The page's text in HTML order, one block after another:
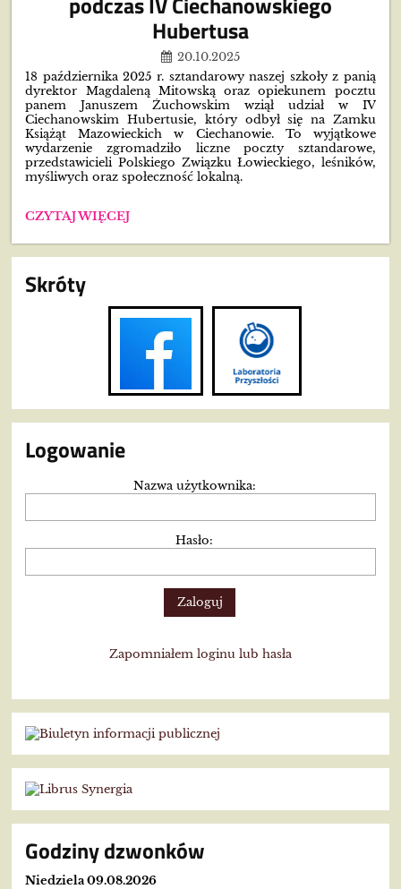
UCZNIÓW!":
Hubertusa
20.10.2025
18 października 2025 r. sztandarowy naszej szkoły z panią
dyrektor Magdaleną Mitowską oraz opiekunem pocztu
panem Januszem Żuchowskim wziął udział w IV
Ciechanowskim Hubertusie, który odbył się na Zamku
Książąt Mazowieckich w Ciechanowie. To wyjątkowe
wydarzenie zgromadziło liczne poczty sztandarowe,
przedstawicieli Polskiego Związku Łowieckiego, leśników,
myśliwych oraz społeczność lokalną.
SZTANDAR
SZKOŁY
UHONOROWANY
PODCZAS
IV
CIECHANOWSKIEGO
CZYTAJ WIĘCEJ
Skróty
Logowanie
Nazwa użytkownika:
Hasło:
Zapomniałem loginu lub hasła
Godziny dzwonków
Niedziela 09.08.2026